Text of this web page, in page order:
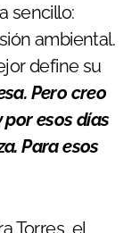
sencillo:
ambiental.
define su
Pero creo
por esos días
Para esos
Torres, el